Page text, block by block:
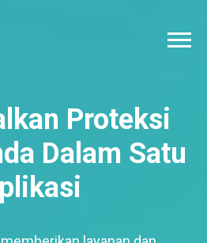
Proteksi
Dalam Satu